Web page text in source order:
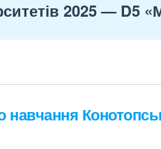
2025 — D5
навчання